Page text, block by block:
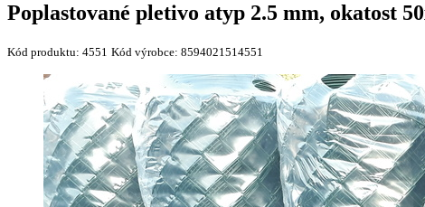
Poplastované pletivo atyp 2.5 mm, okatost
Kód produktu: 4551 Kód výrobce: 8594021514551